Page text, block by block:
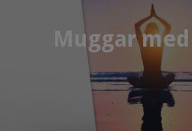
Muggar med